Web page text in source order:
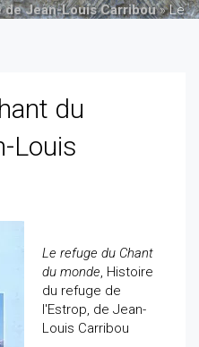
de Jean-Louis Carribou»Le
du
Louis
Le refuge du Chant
du monde, Histoire
du refuge de
l'Estrop, de Jean-
Louis Carribou